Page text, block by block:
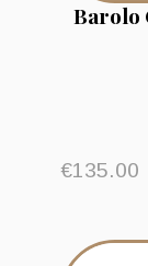
Barolo
€135.00